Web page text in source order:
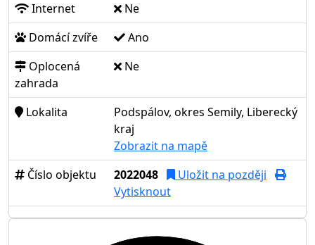
Internet
Ne
Domácí zvíře
Ano
Oplocená
zahrada
Ne
Lokalita
Podspálov, okres Semily, Liberecký
kraj
Zobrazit na mapě
Číslo objektu
2022048
Uložit na později
Vytisknout